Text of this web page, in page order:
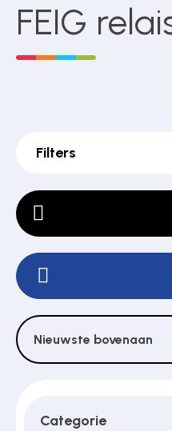
Kluizen
Poortonderdelen
Pulsgevers
Sloten
FEIG
Filters
Nieuwste bovenaan
Categorie